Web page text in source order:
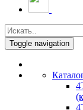
Toggle navigation